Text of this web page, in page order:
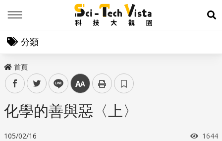
展
分類
首頁
facebooktwitter line 中
化學的善與惡〈上〉
105/02/16 瀏覽
1644